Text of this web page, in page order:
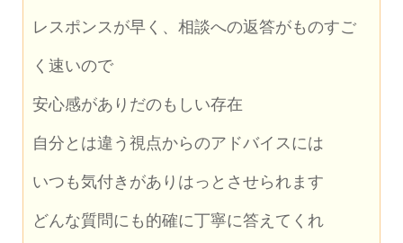
レスポンスが早く、相談への返答がものすご
く速いので
安心感がありだのもしい存在
自分とは違う視点からのアドバイスには
いつも気付きがありはっとさせられます
どんな質問にも的確に丁寧に答えてくれ